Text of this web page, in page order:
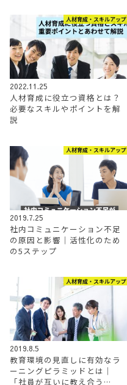
人材育成・スキルアップ
2022.11.25
人材育成に役立つ資格とは？
必要なスキルやポイントを解
説
人材育成・スキルアップ
2019.7.25
社内コミュニケーション不足
の原因と影響｜活性化のため
の5ステップ
人材育成・スキルアップ
2019.8.5
教育環境の見直しに有効なラ
ーニングピラミッドとは｜
「社員が互いに教え合う…